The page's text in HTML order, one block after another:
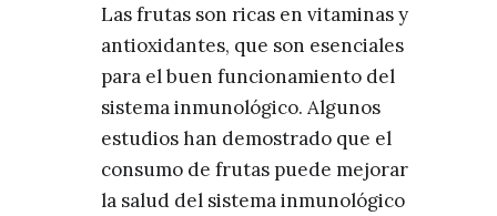
Las frutas son ricas en vitaminas y
antioxidantes, que son esenciales
para el buen funcionamiento del
sistema inmunológico. Algunos
estudios han demostrado que el
consumo de frutas puede mejorar
la salud del sistema inmunológico